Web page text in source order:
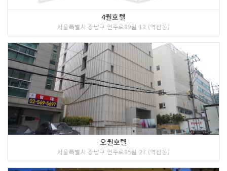
4월호텔
서울특별시 강남구 언주로89길 13 (역삼동)
오월호텔
서울특별시 강남구 언주로85길 27 (역삼동)